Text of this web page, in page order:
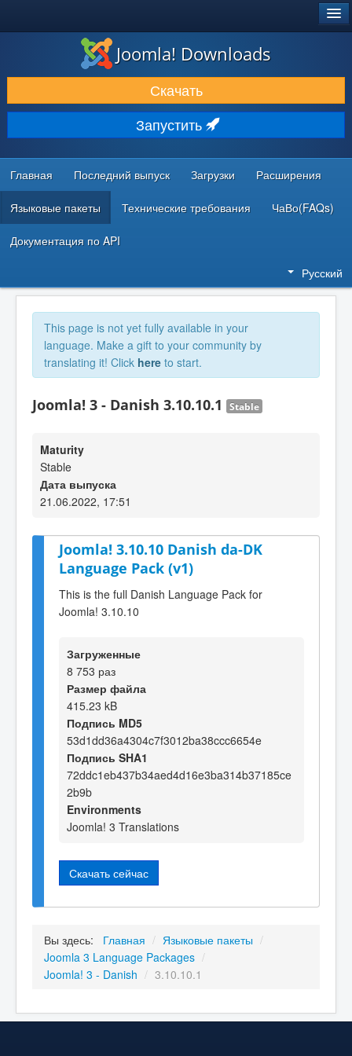
ЗАГРУЗКИ И РАСШИРЕНИЯ
ДОКУМЕНТАЦИЯ И ОБУЧЕНИЕ
СООБЩЕСТВО И ПОДДЕРЖКА
РЕСУРСЫ ДЛЯ РАЗРАБОТЧИКОВ
Joomla! Downloads
Скачать
Запустить
Главная Последний выпуск Загрузки Расширения
Языковые пакеты Технические требования ЧаВо(FAQs)
Документация по API
Русский
This page is not yet fully available in your
language. Make a gift to your community by
translating it! Click here to start.
Joomla! 3 - Danish 3.10.10.1 Stable
Maturity
Stable
Дата выпуска
21.06.2022, 17:51
Joomla! 3.10.10 Danish da-DK
Language Pack (v1)
This is the full Danish Language Pack for
Joomla! 3.10.10
Загруженные
8 753 раз
Размер файла
415.23 kB
Подпись MD5
53d1dd36a4304c7f3012ba38ccc6654e
Подпись SHA1
72ddc1eb437b34aed4d16e3ba314b37185ce
2b9b
Environments
Joomla! 3 Translations
Скачать сейчас
Вы здесь: Главная / Языковые пакеты /
Joomla 3 Language Packages /
Joomla! 3 - Danish / 3.10.10.1